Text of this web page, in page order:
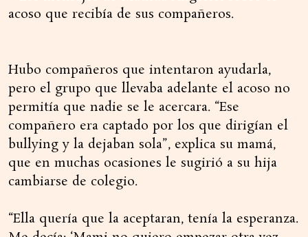
Hubo compañeros que intentaron ayudarla,
pero el grupo que llevaba adelante el acoso no
permitía que nadie se le acercara. “Ese
compañero era captado por los que dirigían el
bullying y la dejaban sola”, explica su mamá,
que en muchas ocasiones le sugirió a su hija
cambiarse de colegio.
“Ella quería que la aceptaran, tenía la esperanza.